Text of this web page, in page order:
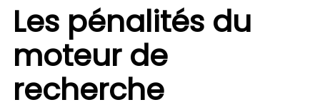
Les pénalités du
moteur de
recherche